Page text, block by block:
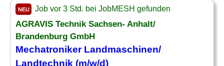
NEU Job vor 3 Std. bei JobMESH gefunden
AGRAVIS Technik Sachsen- Anhalt/
Brandenburg GmbH
Mechatroniker Landmaschinen/
Landtechnik (m/w/d)